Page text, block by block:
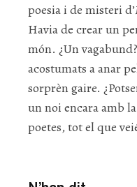
poesia i de misteri d’
Havia de crear un
món. ¿Un
acostumats a anar
sorprèn gaire.
un noi encara amb
poetes, tot el que